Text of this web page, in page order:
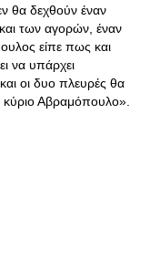
θα δεχθούν έναν
των αγορών, έναν
είπε πως και
να υπάρχει
οι δυο πλευρές θα
κύριο Αβραμόπουλο».